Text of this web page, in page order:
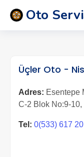
Oto
Üçler Oto -
Adres: Esentepe
C-2 Blok No:9-10,
Tel: 0(533) 617